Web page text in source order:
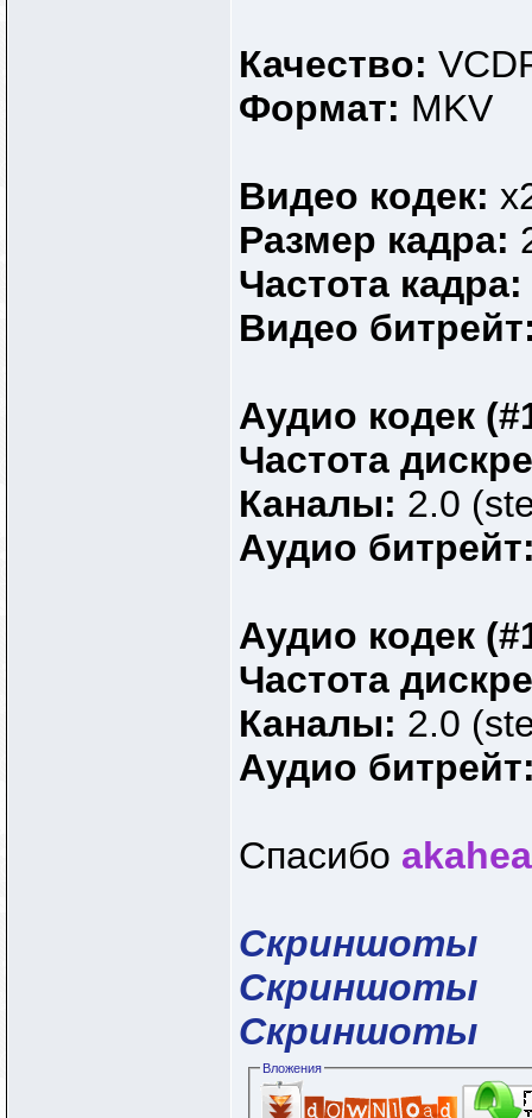
Качество:
Формат: MKV
Видео кодек:
Размер кадра:
Частота кадра:
Видео
Аудио кодек
Частота
Каналы: 2.0
Аудио
Аудио кодек
Частота
Каналы: 2.0
Аудио
Спасибо аkahea
Скриншоты
Скриншоты
Скриншоты
Вложения